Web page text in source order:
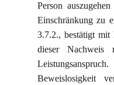
Person
Einschränkung zu
3.7.2., bestätigt
dieser
Beweislosigkeit